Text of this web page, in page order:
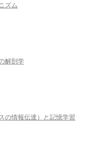
ズム
解剖学
の情報伝達）と記憶学習